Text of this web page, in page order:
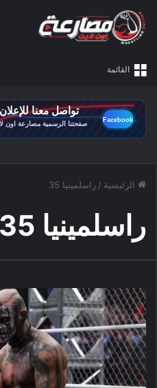
القائمة
الرئيسية / راسلمينيا 35
راسلمينيا 35